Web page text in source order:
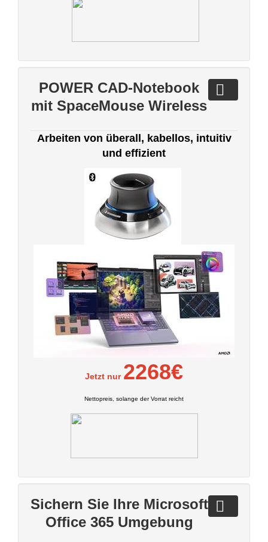
POWER CAD-Notebook
mit SpaceMouse Wireless
Arbeiten von überall, kabellos, intuitiv
und effizient
Jetzt nur 2268€
Nettopreis, solange der Vorrat reicht
Sichern Sie Ihre Microsoft
Office 365 Umgebung